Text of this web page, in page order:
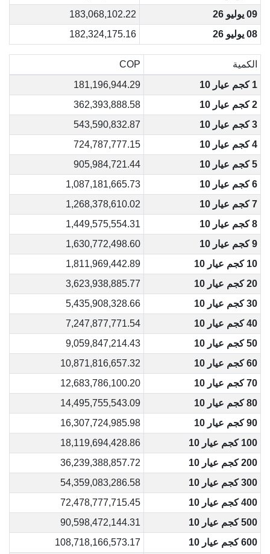
09 يوليو 26
183,068,102.22
08 يوليو 26
182,324,175.16
الكمية
COP
1 كجم عيار 10
181,196,944.29
2 كجم عيار 10
362,393,888.58
3 كجم عيار 10
543,590,832.87
4 كجم عيار 10
724,787,777.15
5 كجم عيار 10
905,984,721.44
6 كجم عيار 10
1,087,181,665.73
7 كجم عيار 10
1,268,378,610.02
8 كجم عيار 10
1,449,575,554.31
9 كجم عيار 10
1,630,772,498.60
10 كجم عيار 10
1,811,969,442.89
20 كجم عيار 10
3,623,938,885.77
30 كجم عيار 10
5,435,908,328.66
40 كجم عيار 10
7,247,877,771.54
50 كجم عيار 10
9,059,847,214.43
60 كجم عيار 10
10,871,816,657.32
70 كجم عيار 10
12,683,786,100.20
80 كجم عيار 10
14,495,755,543.09
90 كجم عيار 10
16,307,724,985.98
100 كجم عيار 10
18,119,694,428.86
200 كجم عيار 10
36,239,388,857.72
300 كجم عيار 10
54,359,083,286.58
400 كجم عيار 10
72,478,777,715.45
500 كجم عيار 10
90,598,472,144.31
600 كجم عيار 10
108,718,166,573.17